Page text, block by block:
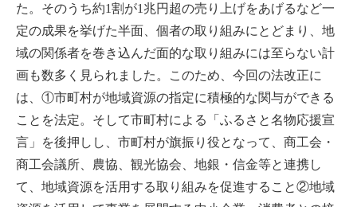
た。そのうち約1割が1兆円超の売り上げをあげるなど一
定の成果を挙げた半面、個者の取り組みにとどまり、地
域の関係者を巻き込んだ面的な取り組みには至らない計
画も数多く見られました。このため、今回の法改正に
は、①市町村が地域資源の指定に積極的な関与ができる
ことを法定。そして市町村による「ふるさと名物応援宣
言」を後押しし、市町村が旗振り役となって、商工会・
商工会議所、農協、観光協会、地銀・信金等と連携し
て、地域資源を活用する取り組みを促進すること②地域